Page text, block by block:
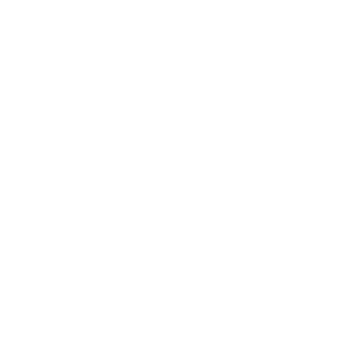
biliardová rukavica vo veľkosti XL určená
trenie medzi rukou a tágom, čím zvyšuje